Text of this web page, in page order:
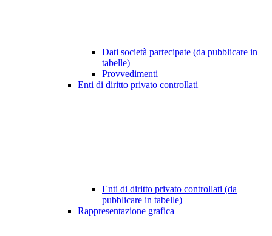
Dati società partecipate (da pubblicare in
tabelle)
Provvedimenti
Enti di diritto privato controllati
Enti di diritto privato controllati (da
pubblicare in tabelle)
Rappresentazione grafica